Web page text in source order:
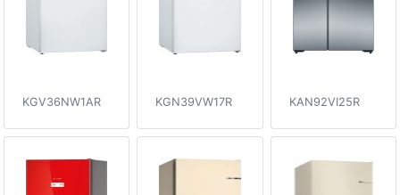
KGV36NW1AR KGN39VW17R KAN92VI25R